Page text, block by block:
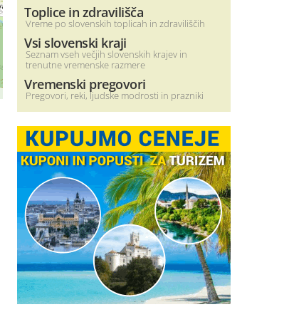
Toplice in zdravilišča
Vreme po slovenskih toplicah in zdraviliščih
Vsi slovenski kraji
Seznam vseh večjih slovenskih krajev in
trenutne vremenske razmere
Vremenski pregovori
Pregovori, reki, ljudske modrosti in prazniki